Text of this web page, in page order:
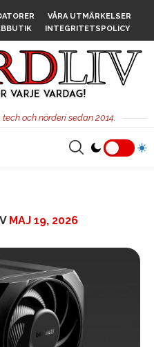
VÅRA UTMÄRKELSER
INTEGRITETSPOLICY
och nörderi sedan 2014.
MAJ 19, 2026